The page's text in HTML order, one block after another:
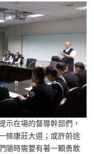
示在場的督導幹部們，
條康莊大道；或許前途
隨時需要有著一顆勇敢